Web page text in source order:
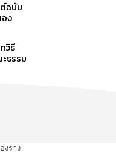
ฉบับ
ง
(ปุสฺส
ด็จ
ราช
วิธี
ธรรม